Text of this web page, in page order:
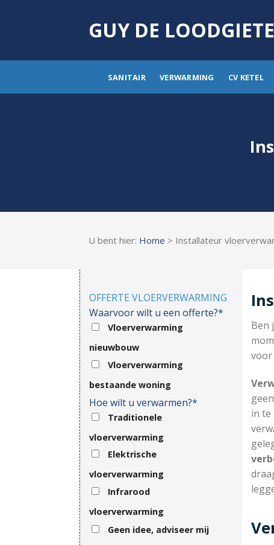
GUY DE
SANITAIR VERWARMING CV KETEL
U bent hier: Home > Installateur
OFFERTE VLOERVERWARMING
Waarvoor wilt u een offerte?*
Vloerverwarming
nieuwbouw
Vloerverwarming
bestaande woning
Hoe wilt u verwarmen?*
Traditionele
vloerverwarming
Elektrische
vloerverwarming
Infrarood
vloerverwarming
Geen idee, adviseer mij
Ben
voor
in te